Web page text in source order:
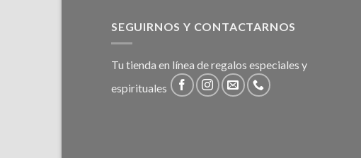
SEGUIRNOS Y CONTACTARNOS
Tu tienda en línea de regalos especiales y
espirituales